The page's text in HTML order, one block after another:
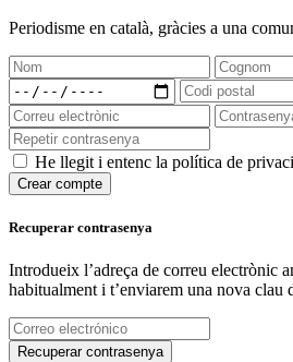
Periodisme en català, gràcies a una
He llegit i entenc la política de
Crear compte
Recuperar contrasenya
Introdueix l’adreça de correu electrònic
habitualment i t’enviarem una nova clau
Recuperar contrasenya